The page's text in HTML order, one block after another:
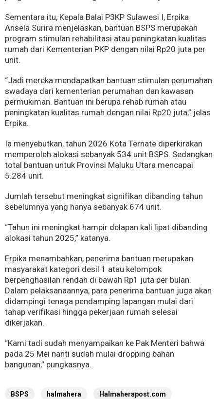
Sementara itu, Kepala Balai P3KP Sulawesi I, Erpika
Ansela Surira menjelaskan, bantuan BSPS merupakan
program stimulan rehabilitasi atau peningkatan kualitas
rumah dari Kementerian PKP dengan nilai Rp20 juta per
unit.
“Jadi mereka mendapatkan bantuan stimulan perumahan
swadaya dari kementerian perumahan dan kawasan
permukiman. Bantuan ini berupa rehab rumah atau
peningkatan kualitas rumah dengan nilai Rp20 juta,” jelas
Erpika.
Ia menyebutkan, tahun 2026 Kota Ternate diperkirakan
memperoleh alokasi sebanyak 534 unit BSPS. Sedangkan
total bantuan untuk Provinsi Maluku Utara mencapai
5.284 unit.
Jumlah tersebut meningkat signifikan dibanding tahun
sebelumnya yang hanya sebanyak 674 unit.
“Tahun ini meningkat hampir delapan kali lipat dibanding
alokasi tahun 2025,” katanya.
Erpika menambahkan, penerima bantuan merupakan
masyarakat kategori desil 1 atau kelompok
berpenghasilan rendah di bawah Rp1 juta per bulan.
Dalam pelaksanaannya, para penerima bantuan juga akan
didampingi tenaga pendamping lapangan mulai dari
tahap verifikasi hingga pekerjaan rumah selesai
dikerjakan.
“Kami tadi sudah menyampaikan ke Pak Menteri bahwa
pada 25 Mei nanti sudah mulai dropping bahan
bangunan,” pungkasnya.
BSPS halmahera Halmaherapost.com